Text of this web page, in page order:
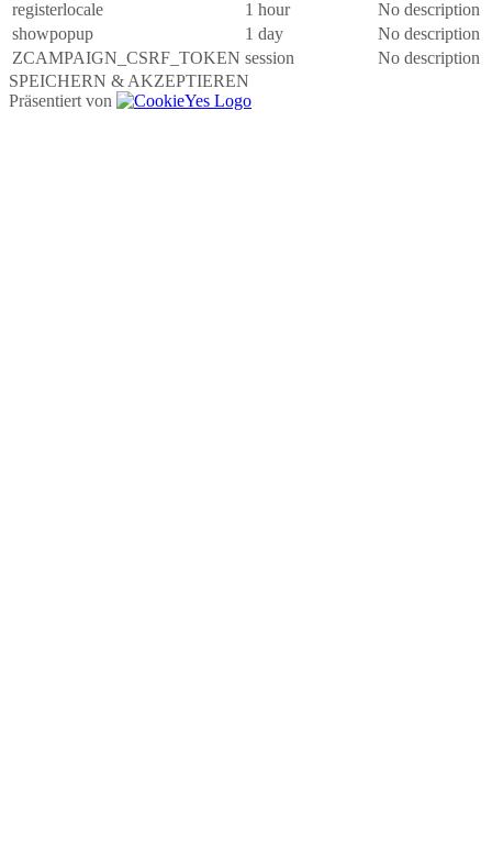
registerlocale
1 hour
No description
showpopup
1 day
No description
ZCAMPAIGN_CSRF_TOKEN session
No description
SPEICHERN & AKZEPTIEREN
Präsentiert von